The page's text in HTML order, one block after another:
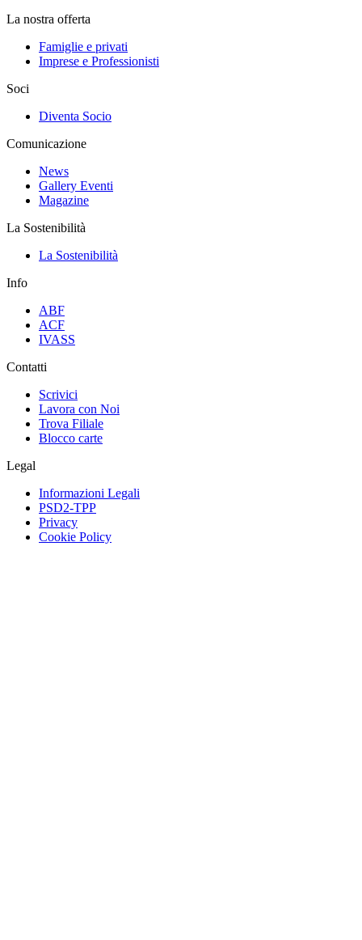
La nostra offerta
Famiglie e privati
Imprese e Professionisti
Soci
Diventa Socio
Comunicazione
News
Gallery Eventi
Magazine
La Sostenibilità
La Sostenibilità
Info
ABF
ACF
IVASS
Contatti
Scrivici
Lavora con Noi
Trova Filiale
Blocco carte
Legal
Informazioni Legali
PSD2-TPP
Privacy
Cookie Policy